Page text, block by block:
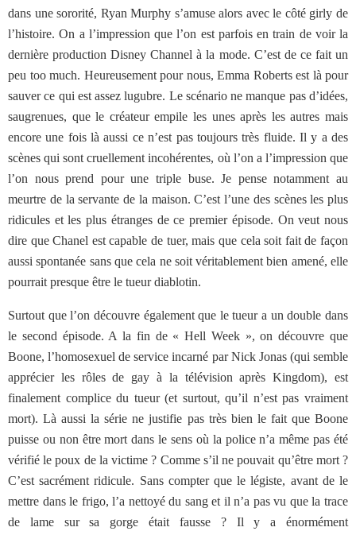
dans une sororité, Ryan Murphy s’amuse alors avec le côté girly de
l’histoire. On a l’impression que l’on est parfois en train de voir la
dernière production Disney Channel à la mode. C’est de ce fait un
peu too much. Heureusement pour nous, Emma Roberts est là pour
sauver ce qui est assez lugubre. Le scénario ne manque pas d’idées,
saugrenues, que le créateur empile les unes après les autres mais
encore une fois là aussi ce n’est pas toujours très fluide. Il y a des
scènes qui sont cruellement incohérentes, où l’on a l’impression que
l’on nous prend pour une triple buse. Je pense notamment au
meurtre de la servante de la maison. C’est l’une des scènes les plus
ridicules et les plus étranges de ce premier épisode. On veut nous
dire que Chanel est capable de tuer, mais que cela soit fait de façon
aussi spontanée sans que cela ne soit véritablement bien amené, elle
pourrait presque être le tueur diablotin.
Surtout que l’on découvre également que le tueur a un double dans
le second épisode. A la fin de « Hell Week », on découvre que
Boone, l’homosexuel de service incarné par Nick Jonas (qui semble
apprécier les rôles de gay à la télévision après Kingdom), est
finalement complice du tueur (et surtout, qu’il n’est pas vraiment
mort). Là aussi la série ne justifie pas très bien le fait que Boone
puisse ou non être mort dans le sens où la police n’a même pas été
vérifié le poux de la victime ? Comme s’il ne pouvait qu’être mort ?
C’est sacrément ridicule. Sans compter que le légiste, avant de le
mettre dans le frigo, l’a nettoyé du sang et il n’a pas vu que la trace
de lame sur sa gorge était fausse ? Il y a énormément